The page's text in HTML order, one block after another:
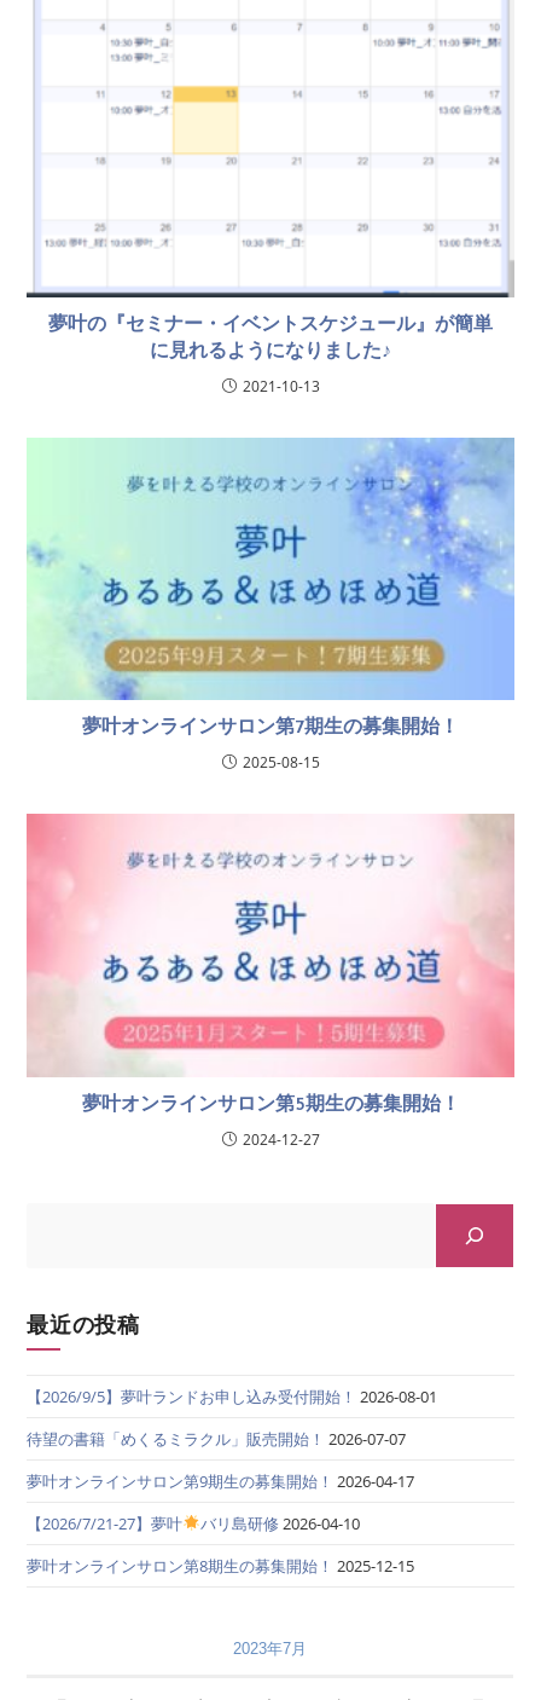
夢叶の『セミナー・イベントスケジュール』が簡単
に見れるようになりました♪
2021-10-13
夢叶オンラインサロン第7期生の募集開始！
2025-08-15
夢叶オンラインサロン第5期生の募集開始！
2024-12-27
最近の投稿
【2026/9/5】夢叶ランドお申し込み受付開始！ 2026-08-01
待望の書籍「めくるミラクル」販売開始！ 2026-07-07
夢叶オンラインサロン第9期生の募集開始！ 2026-04-17
【2026/7/21-27】夢叶
バリ島研修2026-04-10
夢叶オンラインサロン第8期生の募集開始！ 2025-12-15
2023年7月